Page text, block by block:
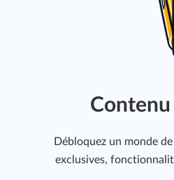
Contenu
Débloquez un monde
exclusives,